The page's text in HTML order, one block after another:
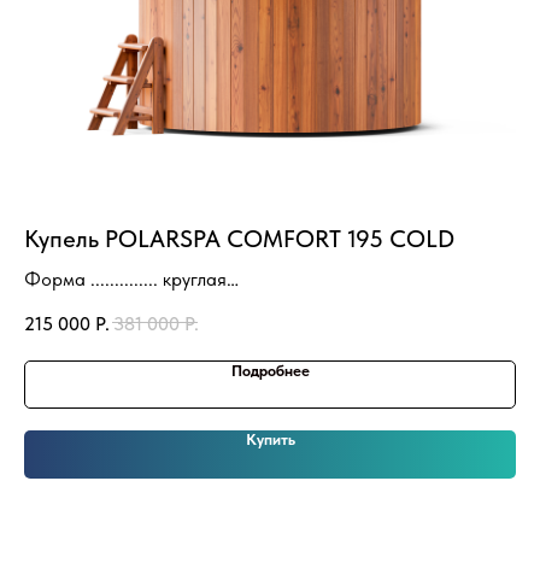
Купель POLARSPA COMFORT 195 COLD
Форма .............. круглая
Высота, см ................ 110
Вместимость ............. 4-6 чел
215 000 Р. 381 000 Р.
Подробнее
Купить